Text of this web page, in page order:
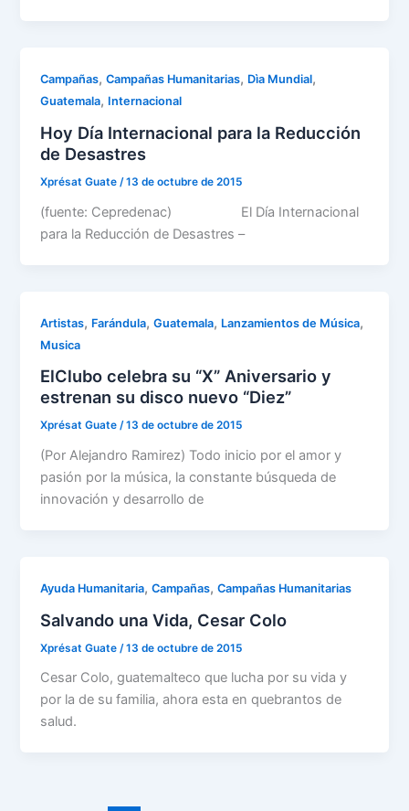
Campañas,Campañas Humanitarias, Dìa Mundial,
Guatemala, Internacional
Hoy Día Internacional para la Reducción
de Desastres
Xprésat Guate /13 de octubre de 2015
(fuente: Cepredenac) El Día Internacional
para la Reducción de Desastres –
Artistas, Farándula,Guatemala, Lanzamientos de Música,
Musica
ElClubo celebra su “X” Aniversario y
estrenan su disco nuevo “Diez”
Xprésat Guate/13 de octubre de 2015
(Por Alejandro Ramirez) Todo inicio por el amor y
pasión por la música, la constante búsqueda de
innovación y desarrollo de
Ayuda Humanitaria,Campañas,Campañas Humanitarias
Salvando una Vida, Cesar Colo
Xprésat Guate /13 de octubre de 2015
Cesar Colo, guatemalteco que lucha por su vida y
por la de su familia, ahora esta en quebrantos de
salud.